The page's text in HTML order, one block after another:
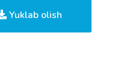
Yuklab olish